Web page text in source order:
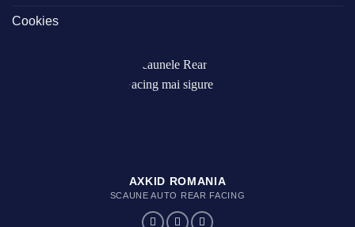
Cookies
AXKID ROMANIA
SCAUNE AUTO REAR FACING